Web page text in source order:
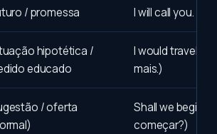
/ promessa I will call you.
hipotética /
educado
I would travel
mais.)
/ oferta
Shall we begin?
começar?)